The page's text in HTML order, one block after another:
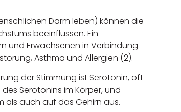
Darm leben) können die
beeinflussen. Ein
und Erwachsenen in Verbindung
Asthma und Allergien (2).
der Stimmung ist Serotonin, oft
Serotonins im Körper, und
als auch auf das Gehirn aus.